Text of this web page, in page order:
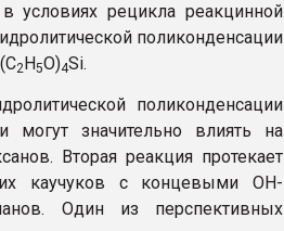
рецикла реакцинной
поликонденсации
2H5O)4Si.
поликонденсации
могут значительно влиять на
Вторая реакция протекает
каучуков с концевыми ОН-
Один из перспективных